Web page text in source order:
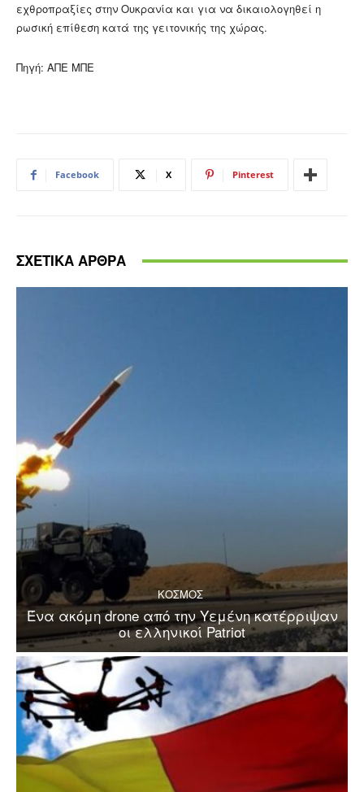
εχθροπραξίες στην Ουκρανία και για να δικαιολογηθεί η
ρωσική επίθεση κατά της γειτονικής της χώρας.
Πηγή: ΑΠΕ ΜΠΕ
Facebook X Pinterest
ΣΧΕΤΙΚΑ ΑΡΘΡΑ
ΚΟΣΜΟΣ
Ένα ακόμη drone από την Υεμένη κατέρριψαν
οι ελληνικοί Patriot